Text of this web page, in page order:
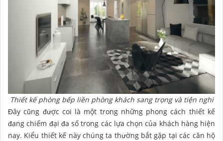
Thiết kế phòng bếp liền phòng khách sang trọng và tiện nghi
Đây cũng được coi là một trong những phong cách thiết kế
đang chiếm đại đa số trong các lựa chọn của khách hàng hiện
nay. Kiểu thiết kế này chúng ta thường bắt gặp tại các căn hộ